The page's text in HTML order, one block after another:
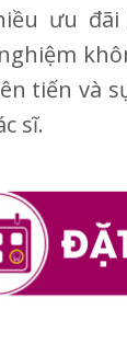
ưu đãi
tiến và
sĩ.